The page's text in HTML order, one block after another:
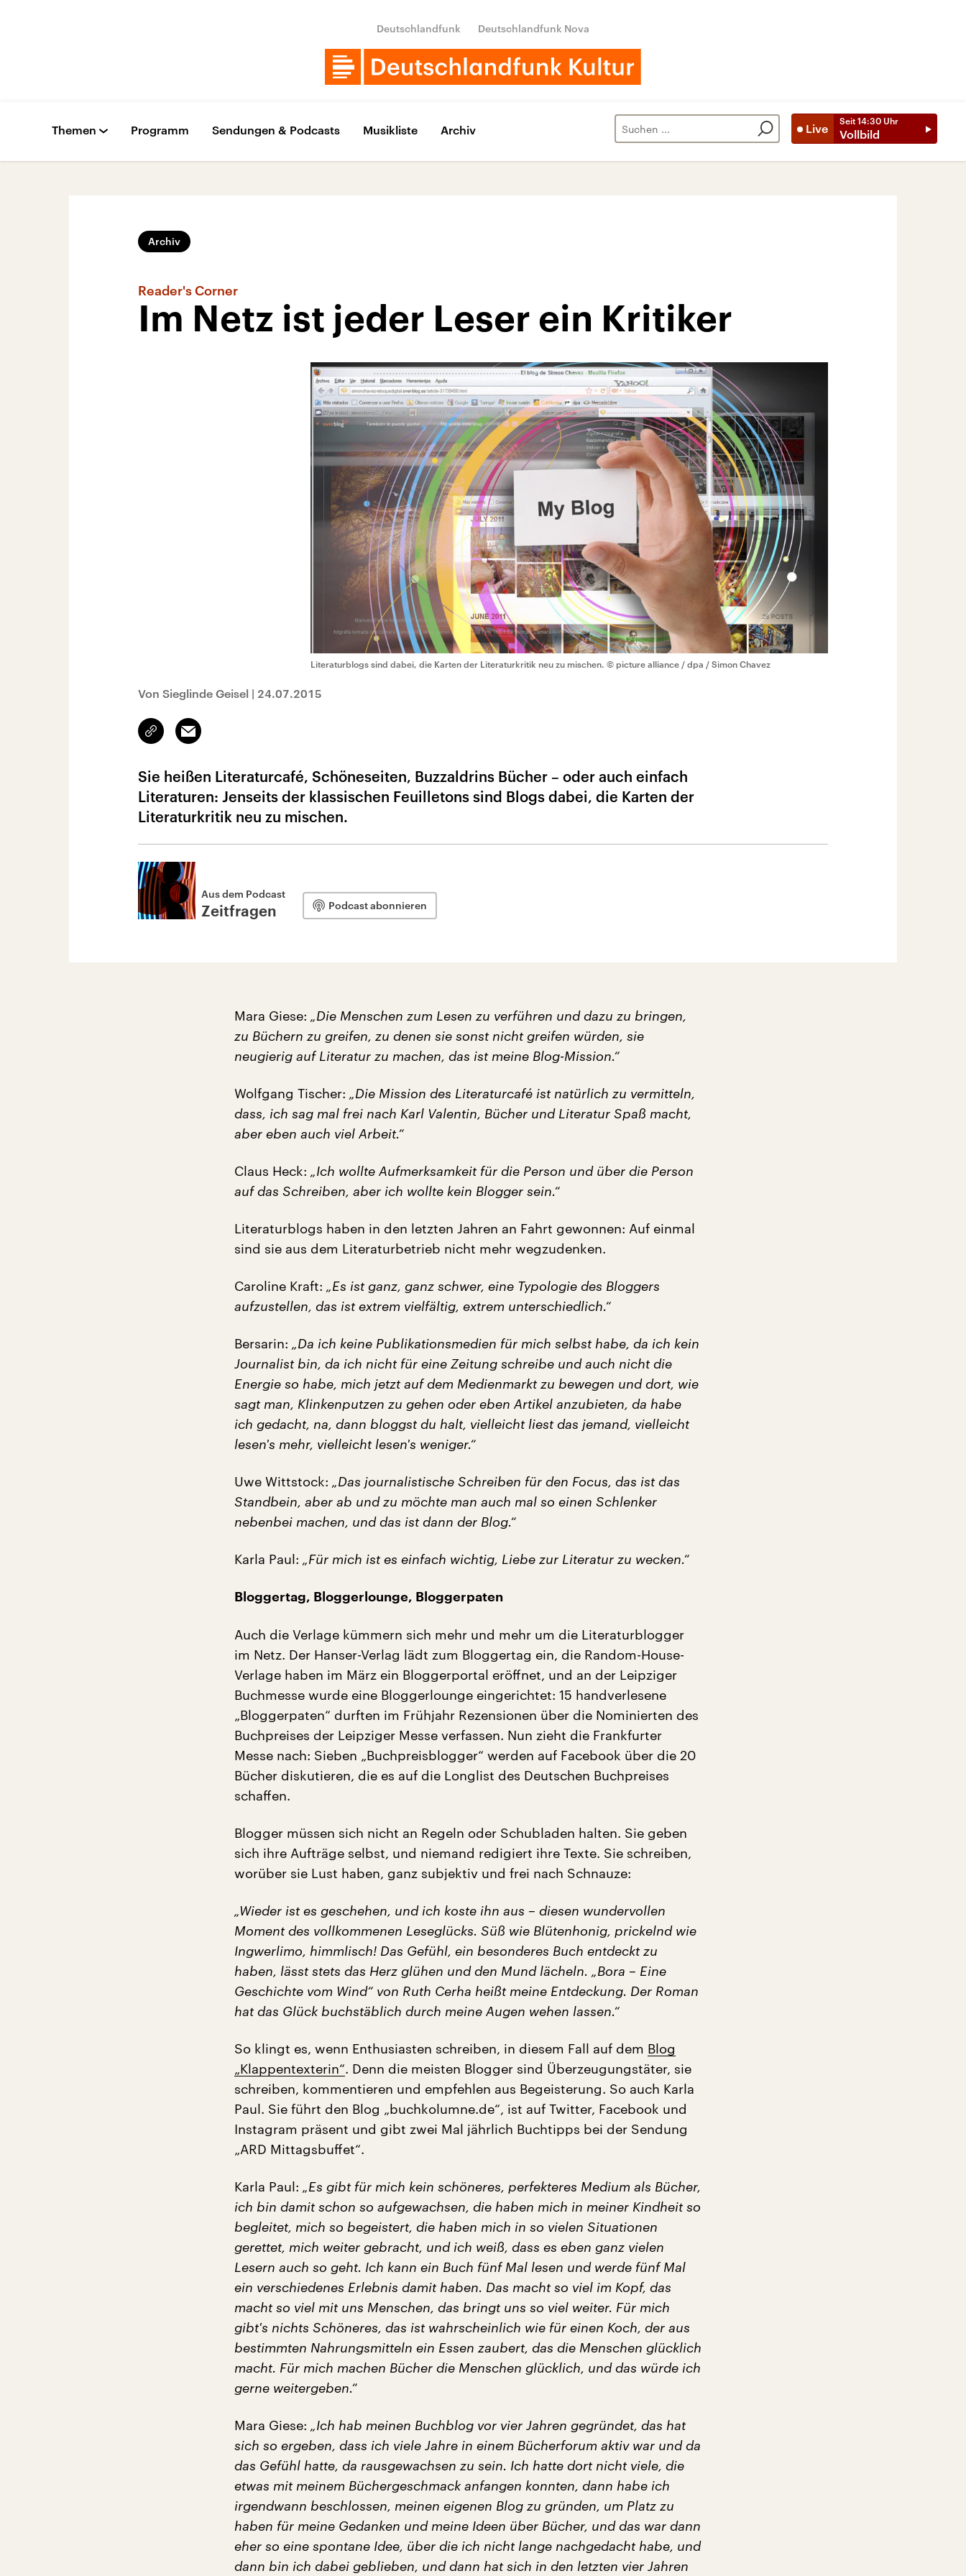
Deutschlandfunk Deutschlandfunk Nova
Live
Seit 14:30 Uhr
Vollbild
Themen Programm Sendungen & Podcasts Musikliste Archiv
Archiv
Reader's Corner
Im Netz ist jeder Leser ein Kritiker
Literaturblogs sind dabei, die Karten der Literaturkritik neu zu mischen. © picture alliance / dpa / Simon Chavez
Von Sieglinde Geisel | 24.07.2015
Link
kopieren/teilen
Email
Sie heißen Literaturcafé, Schöneseiten, Buzzaldrins Bücher – oder auch einfach
Literaturen: Jenseits der klassischen Feuilletons sind Blogs dabei, die Karten der
Literaturkritik neu zu mischen.
Aus dem Podcast
Zeitfragen Podcast abonnieren
Mara Giese: „Die Menschen zum Lesen zu verführen und dazu zu bringen,
zu Büchern zu greifen, zu denen sie sonst nicht greifen würden, sie
neugierig auf Literatur zu machen, das ist meine Blog-Mission.“
Wolfgang Tischer: „Die Mission des Literaturcafé ist natürlich zu vermitteln,
dass, ich sag mal frei nach Karl Valentin, Bücher und Literatur Spaß macht,
aber eben auch viel Arbeit.“
Claus Heck: „Ich wollte Aufmerksamkeit für die Person und über die Person
auf das Schreiben, aber ich wollte kein Blogger sein.“
Literaturblogs haben in den letzten Jahren an Fahrt gewonnen: Auf einmal
sind sie aus dem Literaturbetrieb nicht mehr wegzudenken.
Caroline Kraft: „Es ist ganz, ganz schwer, eine Typologie des Bloggers
aufzustellen, das ist extrem vielfältig, extrem unterschiedlich.“
Bersarin: „Da ich keine Publikationsmedien für mich selbst habe, da ich kein
Journalist bin, da ich nicht für eine Zeitung schreibe und auch nicht die
Energie so habe, mich jetzt auf dem Medienmarkt zu bewegen und dort, wie
sagt man, Klinkenputzen zu gehen oder eben Artikel anzubieten, da habe
ich gedacht, na, dann bloggst du halt, vielleicht liest das jemand, vielleicht
lesen's mehr, vielleicht lesen's weniger.“
Uwe Wittstock: „Das journalistische Schreiben für den Focus, das ist das
Standbein, aber ab und zu möchte man auch mal so einen Schlenker
nebenbei machen, und das ist dann der Blog.“
Karla Paul: „Für mich ist es einfach wichtig, Liebe zur Literatur zu wecken.“
Bloggertag, Bloggerlounge, Bloggerpaten
Auch die Verlage kümmern sich mehr und mehr um die Literaturblogger
im Netz. Der Hanser-Verlag lädt zum Bloggertag ein, die Random-House-
Verlage haben im März ein Bloggerportal eröffnet, und an der Leipziger
Buchmesse wurde eine Bloggerlounge eingerichtet: 15 handverlesene
„Bloggerpaten“ durften im Frühjahr Rezensionen über die Nominierten des
Buchpreises der Leipziger Messe verfassen. Nun zieht die Frankfurter
Messe nach: Sieben „Buchpreisblogger“ werden auf Facebook über die 20
Bücher diskutieren, die es auf die Longlist des Deutschen Buchpreises
schaffen.
Blogger müssen sich nicht an Regeln oder Schubladen halten. Sie geben
sich ihre Aufträge selbst, und niemand redigiert ihre Texte. Sie schreiben,
worüber sie Lust haben, ganz subjektiv und frei nach Schnauze:
„Wieder ist es geschehen, und ich koste ihn aus – diesen wundervollen
Moment des vollkommenen Leseglücks. Süß wie Blütenhonig, prickelnd wie
Ingwerlimo, himmlisch! Das Gefühl, ein besonderes Buch entdeckt zu
haben, lässt stets das Herz glühen und den Mund lächeln. „Bora – Eine
Geschichte vom Wind“ von Ruth Cerha heißt meine Entdeckung. Der Roman
hat das Glück buchstäblich durch meine Augen wehen lassen.“
So klingt es, wenn Enthusiasten schreiben, in diesem Fall auf dem Blog
„Klappentexterin“. Denn die meisten Blogger sind Überzeugungstäter, sie
schreiben, kommentieren und empfehlen aus Begeisterung. So auch Karla
Paul. Sie führt den Blog „buchkolumne.de“, ist auf Twitter, Facebook und
Instagram präsent und gibt zwei Mal jährlich Buchtipps bei der Sendung
„ARD Mittagsbuffet“.
Karla Paul: „Es gibt für mich kein schöneres, perfekteres Medium als Bücher,
ich bin damit schon so aufgewachsen, die haben mich in meiner Kindheit so
begleitet, mich so begeistert, die haben mich in so vielen Situationen
gerettet, mich weiter gebracht, und ich weiß, dass es eben ganz vielen
Lesern auch so geht. Ich kann ein Buch fünf Mal lesen und werde fünf Mal
ein verschiedenes Erlebnis damit haben. Das macht so viel im Kopf, das
macht so viel mit uns Menschen, das bringt uns so viel weiter. Für mich
gibt's nichts Schöneres, das ist wahrscheinlich wie für einen Koch, der aus
bestimmten Nahrungsmitteln ein Essen zaubert, das die Menschen glücklich
macht. Für mich machen Bücher die Menschen glücklich, und das würde ich
gerne weitergeben.“
Mara Giese: „Ich hab meinen Buchblog vor vier Jahren gegründet, das hat
sich so ergeben, dass ich viele Jahre in einem Bücherforum aktiv war und da
das Gefühl hatte, da rausgewachsen zu sein. Ich hatte dort nicht viele, die
etwas mit meinem Büchergeschmack anfangen konnten, dann habe ich
irgendwann beschlossen, meinen eigenen Blog zu gründen, um Platz zu
haben für meine Gedanken und meine Ideen über Bücher, und das war dann
eher so eine spontane Idee, über die ich nicht lange nachgedacht habe, und
dann bin ich dabei geblieben, und dann hat sich in den letzten vier Jahren